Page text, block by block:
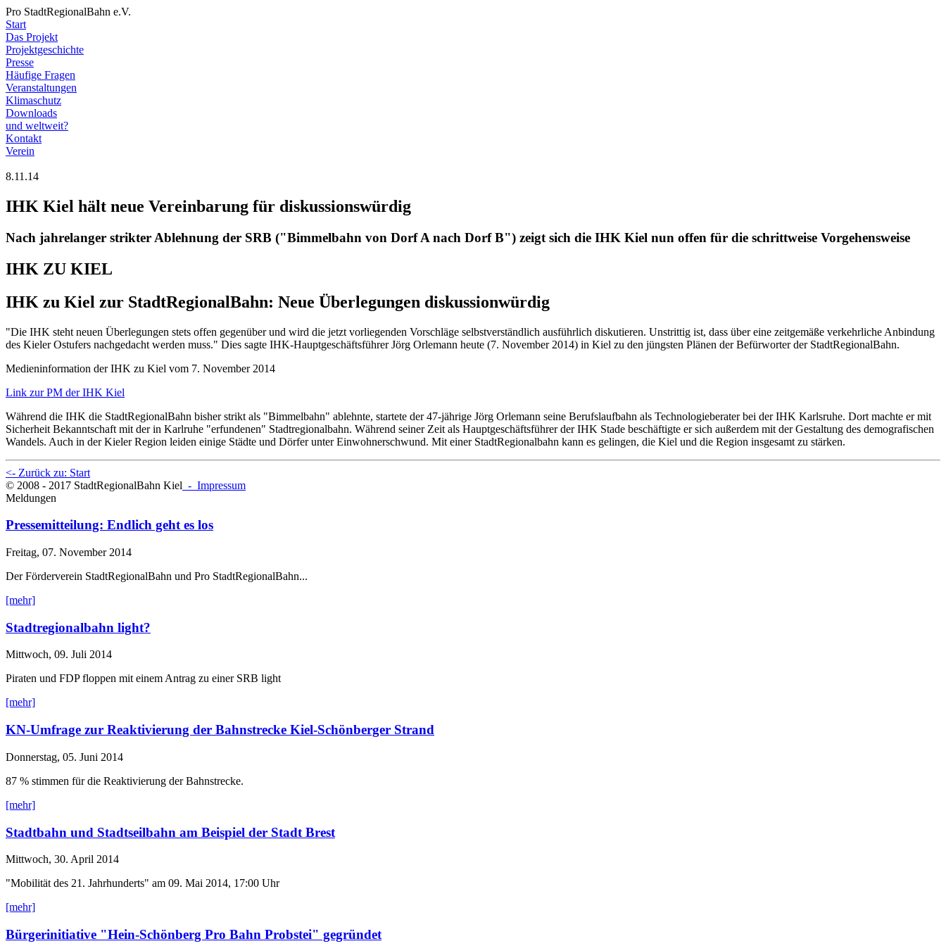
Pro StadtRegionalBahn e.V.
Start
Das Projekt
Projektgeschichte
Presse
Häufige Fragen
Veranstaltungen
Klimaschutz
Downloads
und weltweit?
Kontakt
Verein
8.11.14
IHK Kiel hält neue Vereinbarung für diskussionswürdig
Nach jahrelanger strikter Ablehnung der SRB ("Bimmelbahn von Dorf A nach Dorf B") zeigt sich die IHK Kiel nun offen für die schrittweise Vorgehensweise
IHK ZU KIEL
IHK zu Kiel zur StadtRegionalBahn: Neue Überlegungen diskussionwürdig
"Die IHK steht neuen Überlegungen stets offen gegenüber und wird die jetzt vorliegenden Vorschläge selbstverständlich ausführlich diskutieren. Unstrittig ist, dass über eine zeitgemäße verkehrliche Anbindung
des Kieler Ostufers nachgedacht werden muss." Dies sagte IHK-Hauptgeschäftsführer Jörg Orlemann heute (7. November 2014) in Kiel zu den jüngsten Plänen der Befürworter der StadtRegionalBahn.
Medieninformation der IHK zu Kiel vom 7. November 2014
Link zur PM der IHK Kiel
Während die IHK die StadtRegionalBahn bisher strikt als "Bimmelbahn" ablehnte, startete der 47-jährige Jörg Orlemann seine Berufslaufbahn als Technologieberater bei der IHK Karlsruhe. Dort machte er mit
Sicherheit Bekanntschaft mit der in Karlruhe "erfundenen" Stadtregionalbahn. Während seiner Zeit als Hauptgeschäftsführer der IHK Stade beschäftigte er sich außerdem mit der Gestaltung des demografischen
Wandels. Auch in der Kieler Region leiden einige Städte und Dörfer unter Einwohnerschwund. Mit einer StadtRegionalbahn kann es gelingen, die Kiel und die Region insgesamt zu stärken.
<- Zurück zu: Start
© 2008 - 2017 StadtRegionalBahn Kiel - Impressum
Meldungen
Pressemitteilung: Endlich geht es los
Freitag, 07. November 2014
Der Förderverein StadtRegionalBahn und Pro StadtRegionalBahn...
[mehr]
Stadtregionalbahn light?
Mittwoch, 09. Juli 2014
Piraten und FDP floppen mit einem Antrag zu einer SRB light
[mehr]
KN-Umfrage zur Reaktivierung der Bahnstrecke Kiel-Schönberger Strand
Donnerstag, 05. Juni 2014
87 % stimmen für die Reaktivierung der Bahnstrecke.
[mehr]
Stadtbahn und Stadtseilbahn am Beispiel der Stadt Brest
Mittwoch, 30. April 2014
"Mobilität des 21. Jahrhunderts" am 09. Mai 2014, 17:00 Uhr
[mehr]
Bürgerinitiative "Hein-Schönberg Pro Bahn Probstei" gegründet